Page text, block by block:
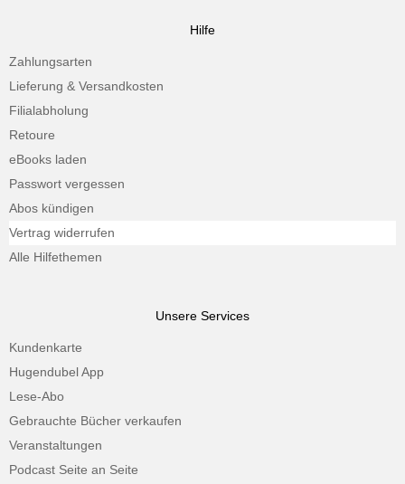
Hilfe
Zahlungsarten
Lieferung & Versandkosten
Filialabholung
Retoure
eBooks laden
Passwort vergessen
Abos kündigen
Vertrag widerrufen
Alle Hilfethemen
Unsere Services
Kundenkarte
Hugendubel App
Lese-Abo
Gebrauchte Bücher verkaufen
Veranstaltungen
Podcast Seite an Seite